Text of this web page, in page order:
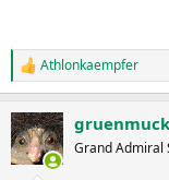
R
e
k
t
i
Athlonkaempfer
Grand Admiral